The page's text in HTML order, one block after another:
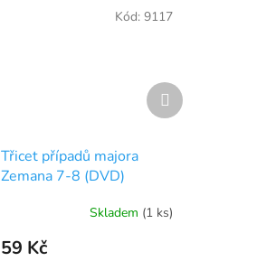
Třicet případů majora
Zemana 7-8 (DVD)
Skladem (1 ks)
59 Kč
Kód: 9117
Další
produkt